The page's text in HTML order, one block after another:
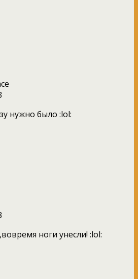
нужно было :lol:
ноги унесли! :lol: